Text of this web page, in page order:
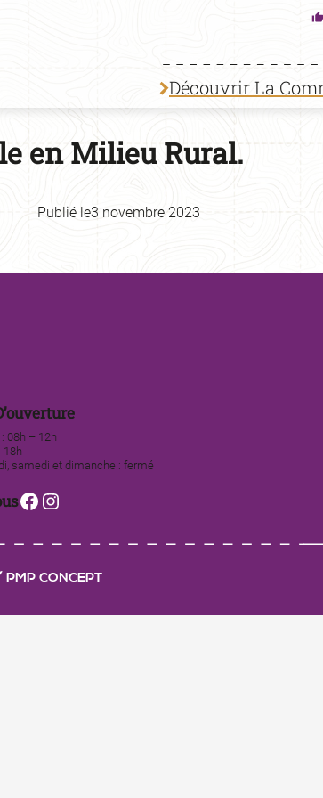
Découvrir La
en Milieu Rural.
Publié le3 novembre 2023
08h – 12h
18h
samedi et dimanche : fermé
Facebook
Instagram
CONCEPT